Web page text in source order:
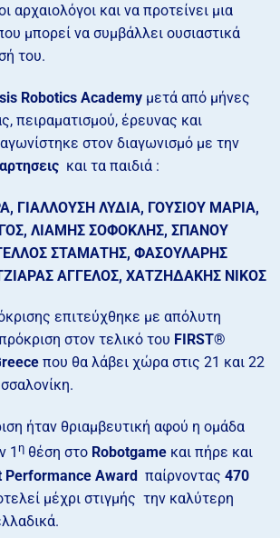
αρχαιολόγοι και να προτείνει μια
μπορεί να συμβάλλει ουσιαστικά
του.
Robotics Academy μετά από μήνες
πειραματισμού, έρευνας και
στον διαγωνισμό με την
και τα παιδιά :
ΓΙΑΛΛΟΥΣΗ ΛΥΔΙΑ, ΓΟΥΣΙΟΥ ΜΑΡΙΑ,
ΛΙΑΜΗΣ ΣΟΦΟΚΛΗΣ, ΣΠΑΝΟΥ
ΣΤΑΜΑΤΗΣ, ΦΑΣΟΥΛΑΡΗΣ
ΑΓΓΕΛΟΣ, ΧΑΤΖΗΔΑΚΗΣ ΝΙΚΟΣ
επιτεύχθηκε με απόλυτη
στον τελικό του FIRST®
που θα λάβει χώρα στις 21 και 22
ήταν θριαμβευτική αφού η ομάδα
1 η θέση στο Robotgame και πήρε και
Performance Award παίρνοντας 470
μέχρι στιγμής την καλύτερη